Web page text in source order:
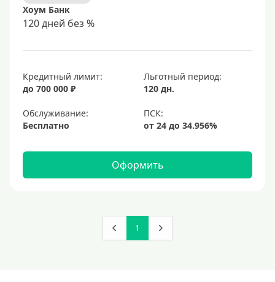
Хоум Банк
120 дней без %
Кредитный лимит:
до 700 000 ₽
Льготный период:
120 дн.
Обслуживание:
Бесплатно
Оформить
1